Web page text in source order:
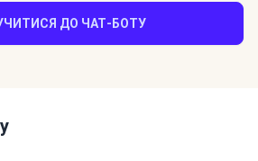
ДО ЧАТ-БОТУ